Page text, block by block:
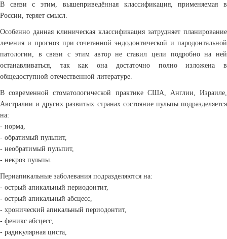
В связи с этим, вышеприведённая классификация, применяемая в
России, теряет смысл.
Особенно данная клиническая классификация затрудняет планирование
лечения и прогноз при сочетанной эндодонтической и пародонтальной
патологии, в связи с этим автор не ставил цели подробно на ней
останавливаться, так как она достаточно полно изложена в
общедоступной отечественной литературе.
В современной стоматологической практике США, Англии, Израиле,
Австралии и других развитых странах состояние пульпы подразделяется
на:
- норма,
- обратимый пульпит,
- необратимый пульпит,
- некроз пульпы.
Периапикальные заболевания подразделяются на:
- острый апикальный периодонтит,
- острый апикальный абсцесс,
- хронический апикальный периодонтит,
- феникс абсцесс,
- радикулярная циста,